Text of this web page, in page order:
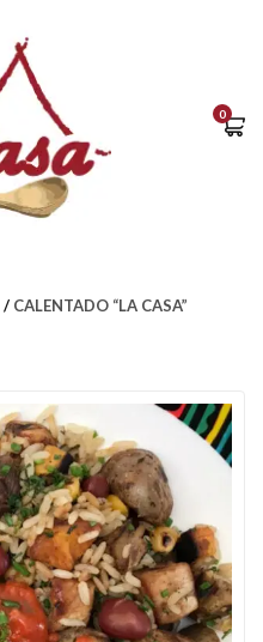
0
CALENTADO “LA CASA”